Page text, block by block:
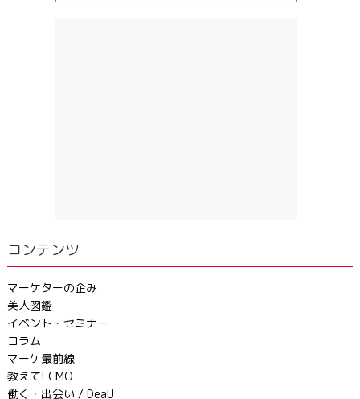
コンテンツ
マーケターの企み
美人図鑑
イベント・セミナー
コラム
マーケ最前線
教えて! CMO
働く・出会い / DeaU